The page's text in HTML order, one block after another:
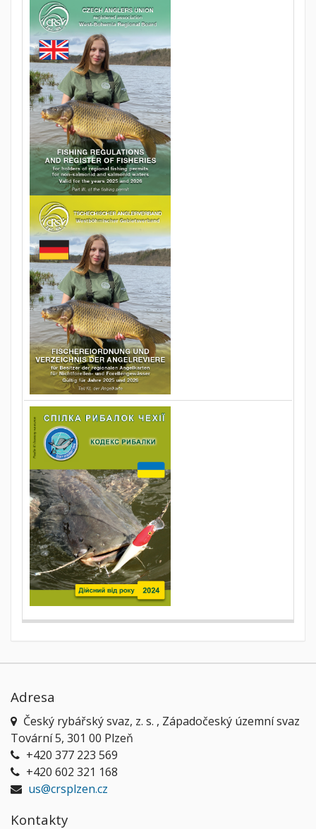
Adresa
Český rybářský svaz, z. s. , Západočeský územní svaz
Tovární 5, 301 00 Plzeň
+420 377 223 569
+420 602 321 168
us@crsplzen.cz
Kontakty